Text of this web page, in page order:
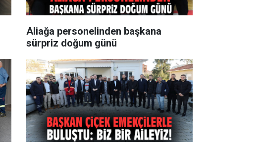
Aliağa personelinden başkana
sürpriz doğum günü